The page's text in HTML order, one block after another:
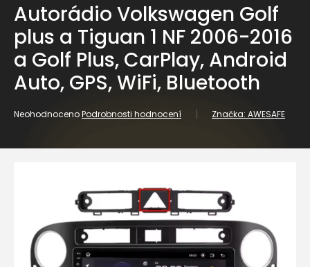
Autorádio Volkswagen Golf
plus a Tiguan 1 NF 2006-2016
a Golf Plus, CarPlay, Android
Auto, GPS, WiFi, Bluetooth
Průměrné
je
NeohodnocenoPodrobnosti hodnocení Značka: AWESAFE